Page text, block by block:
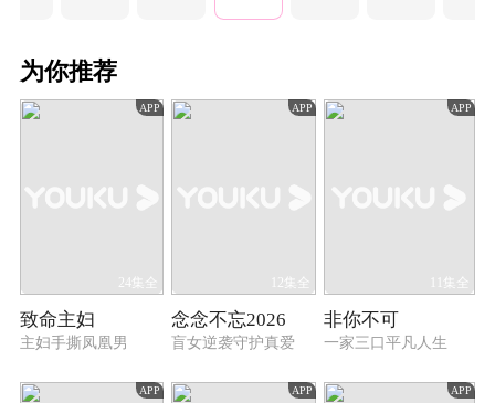
被警方抓获并依法惩处，而顾新辰的病情也得以
确诊和治疗——他的症状是由当地罕见的“罪茗
为你推荐
APP
24集全
致命主妇
主妇手撕凤凰男
APP
12集全
念念不忘2026
盲女逆袭守护真爱
APP
11集全
非你不可
一家三口平凡人生
APP APP APP